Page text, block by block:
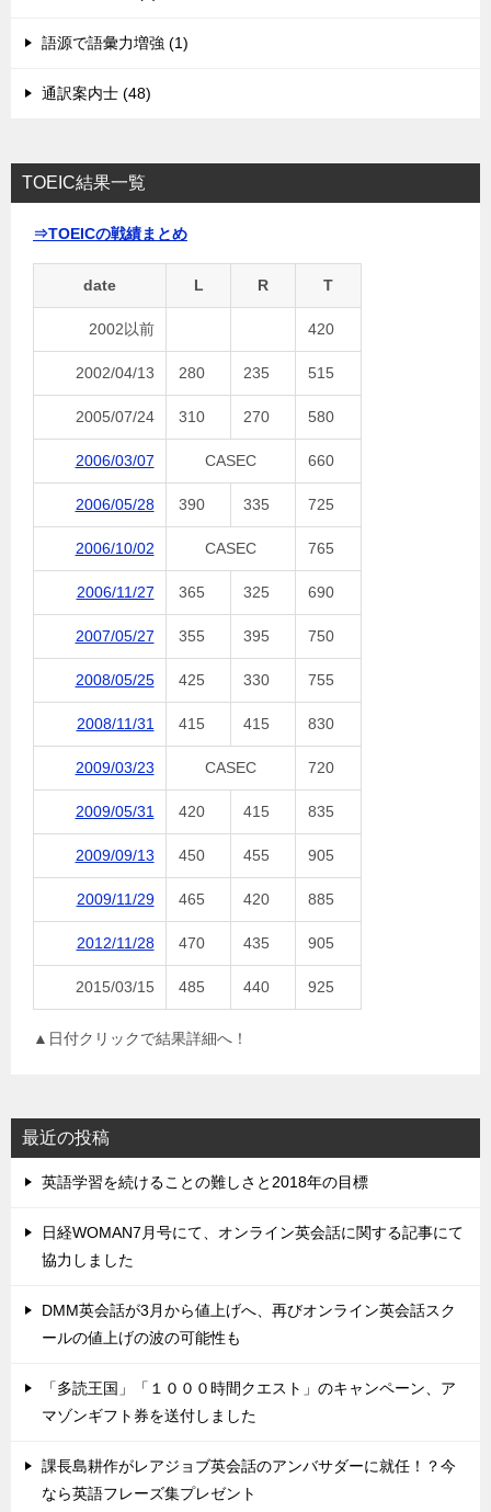
語源で語彙力増強 (1)
通訳案内士 (48)
TOEIC結果一覧
⇒TOEICの戦績まとめ
date L R T
2002以前 420
2002/04/13 280 235 515
2005/07/24 310 270 580
2006/03/07 CASEC 660
2006/05/28 390 335 725
2006/10/02 CASEC 765
2006/11/27 365 325 690
2007/05/27 355 395 750
2008/05/25 425 330 755
2008/11/31 415 415 830
2009/03/23 CASEC 720
2009/05/31 420 415 835
2009/09/13 450 455 905
2009/11/29 465 420 885
2012/11/28 470 435 905
2015/03/15 485 440 925
▲日付クリックで結果詳細へ！
最近の投稿
英語学習を続けることの難しさと2018年の目標
日経WOMAN7月号にて、オンライン英会話に関する記事にて
協力しました
DMM英会話が3月から値上げへ、再びオンライン英会話スク
ールの値上げの波の可能性も
「多読王国」「１０００時間クエスト」のキャンペーン、ア
マゾンギフト券を送付しました
課長島耕作がレアジョブ英会話のアンバサダーに就任！？今
なら英語フレーズ集プレゼント